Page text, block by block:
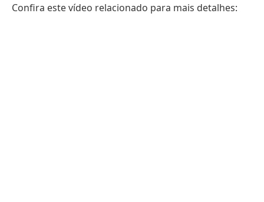
Confira este vídeo relacionado para mais detalhes: